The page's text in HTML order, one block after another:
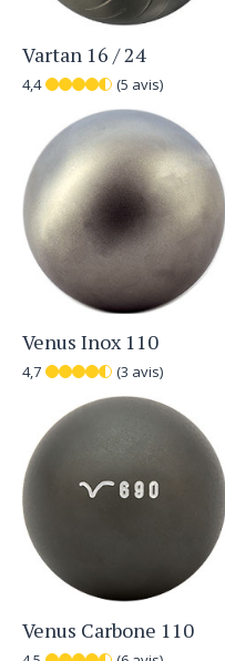
Vartan 16 / 24
4,4 (5 avis)
Venus Inox 110
4,7 (3 avis)
Venus Carbone 110